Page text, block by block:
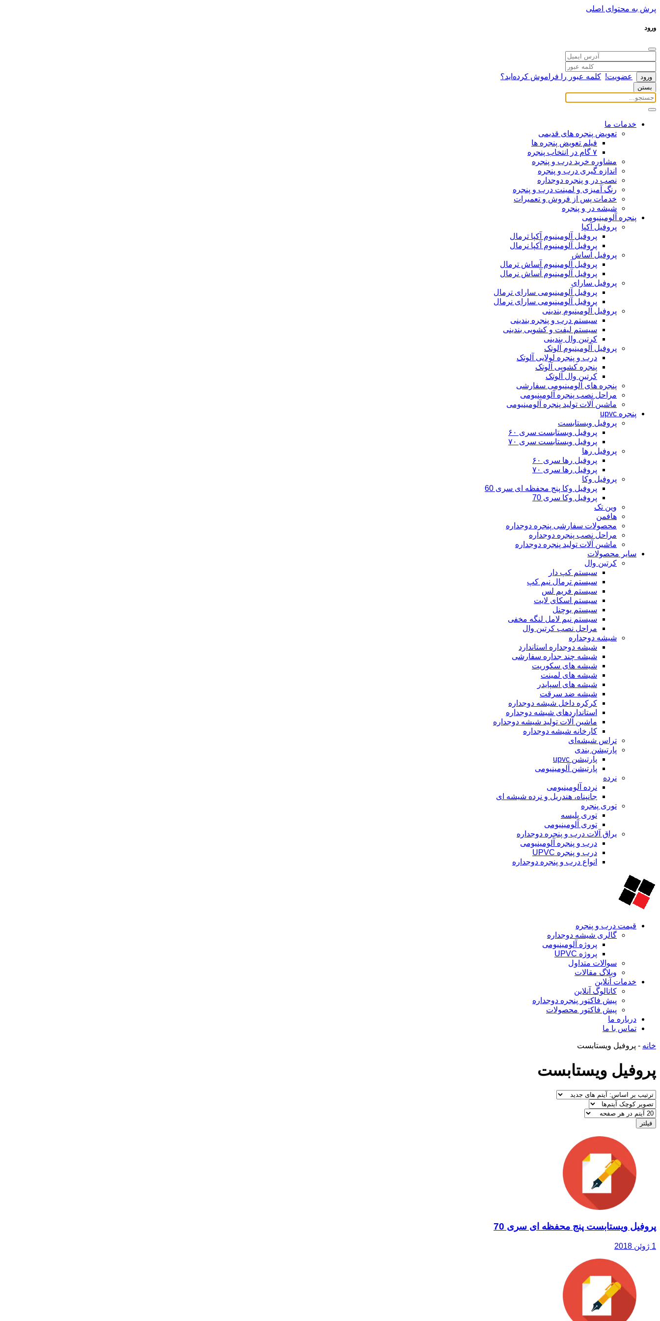
پرش به محتوای اصلی
ورود
عضویت! کلمه عبور را فراموش کرده‌اید؟
بستن
خدمات ما
تعویض پنجره های قدیمی
فیلم تعویض پنجره ها
۷ گام در انتخاب پنجره
مشاوره خرید درب و پنجره
اندازه گیری درب و پنجره
نصب در و پنجره دوجداره
رنگ آمیزی و لمینت درب و پنجره
خدمات پس از فروش و تعمیرات
شیشه در و پنجره
پنجره آلومینیومی
پروفیل آکپا
پروفیل آلومینیوم آکپا ترمال
پروفیل آلومینیوم آکپا نرمال
پروفیل آساش
پروفیل آلومینیوم آساش ترمال
پروفیل آلومینیوم آساش نرمال
پروفیل سارای
پروفیل آلومینیومی سارای ترمال
پروفیل آلومینیومی سارای نرمال
پروفیل آلومینیوم بندینی
سیستم درب و پنجره بندینی
سیستم لیفت و کشویی بندینی
کرتین وال بندینی
پروفیل آلومینیوم آلوتک
درب و پنجره لولایی آلوتک
پنجره کشویی آلوتک
کرتین وال آلوتک
پنجره های آلومینیومی سفارشی
مراحل نصب پنجره آلومینیومی
ماشین آلات تولید پنجره آلومینیومی
پنجره upvc
پروفیل ویستابست
پروفیل ویستابست سری ۶۰
پروفیل ویستابست سری ۷۰
پروفیل رها
پروفیل رها سری ۶۰
پروفیل رها سری ۷۰
پروفیل وکا
پروفیل وکا پنج محفظه ای سری 60
پروفیل وکا سری 70
وین تک
هافمن
محصولات سفارشی پنجره دوجداره
مراحل نصب پنجره دوجداره
ماشین آلات تولید پنجره دوجداره
سایر محصولات
کرتین وال
سیستم کپ دار
سیستم ترمال نیم کپ
سیستم فریم لس
سیستم اسکای لایت
سیستم یوچنل
سیستم نیم لامل لنگه مخفی
مراحل نصب کرتین وال
شیشه دوجداره
شیشه دوجداره استاندارد
شیشه چند جداره سفارشی
شیشه های سکوریت
شیشه های لمینت
شیشه های اسپایدر
شیشه ضد سرقت
کرکره داخل شیشه دوجداره
استانداردهای شیشه دوجداره
ماشین آلات تولید شیشه دوجداره
کارخانه شیشه دوجداره
تراس شیشه‌ای
پارتیشن بندی
پارتیشن upvc
پارتیشن آلومینیومی
نرده
نرده آلومینیومی
جانپناه، هندریل و نرده شیشه ای
توری پنجره
توری پلیسه
توری آلومینیومی
یراق آلات درب و پنجره دوجداره
درب و پنجره آلومینیومی
درب و پنجره UPVC
انواع درب و پنجره دوجداره
قیمت درب و پنجره
گالری شیشه دوجداره
پروژه آلومینیومی
پروژه UPVC
سوالات متداول
وبلاگ مقالات
خدمات آنلاین
کاتالوگ آنلاین
پیش فاکتور پنجره دوجداره
پیش فاکتور محصولات
درباره ما
تماس با ما
خانه - پروفیل ویستابست
پروفیل ویستابست
پروفیل ویستابست پنج محفظه ای سری 70
1 ژوئن 2018